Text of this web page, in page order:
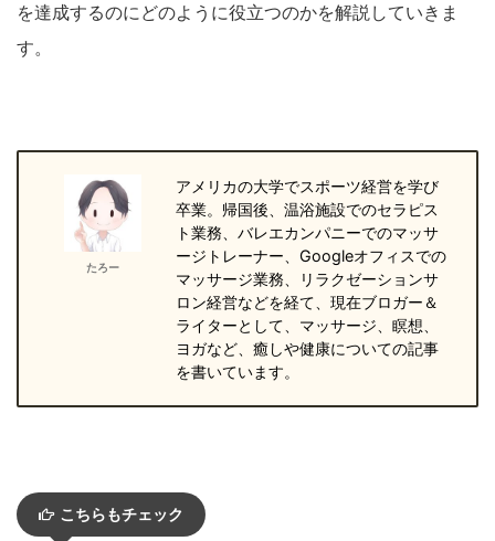
を達成するのにどのように役立つのかを解説していきま
す。
たろー
アメリカの大学でスポーツ経営を学び
卒業。帰国後、温浴施設でのセラピス
ト業務、バレエカンパニーでのマッサ
ージトレーナー、Googleオフィスでの
マッサージ業務、リラクゼーションサ
ロン経営などを経て、現在ブロガー＆
ライターとして、マッサージ、瞑想、
ヨガなど、癒しや健康についての記事
を書いています。
こちらもチェック